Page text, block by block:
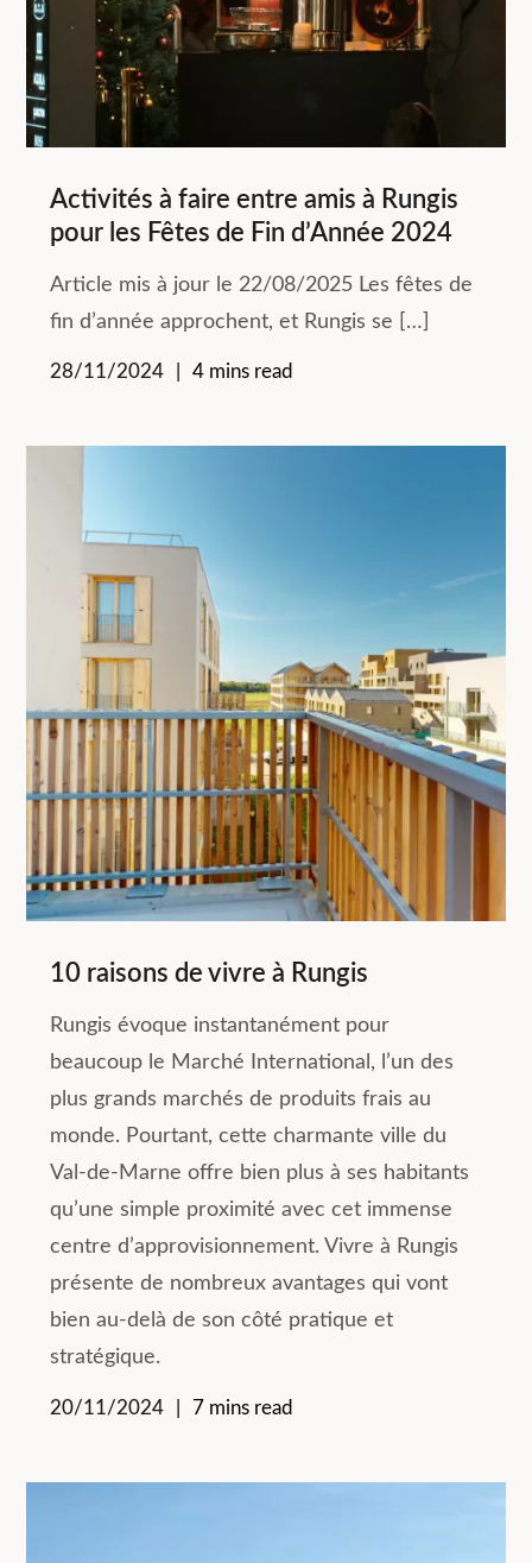
Activités à faire entre amis à Rungis
pour les Fêtes de Fin d’Année 2024
Article mis à jour le 22/08/2025 Les fêtes de
fin d’année approchent, et Rungis se […]
28/11/2024 4 mins read
10 raisons de vivre à Rungis
Rungis évoque instantanément pour
beaucoup le Marché International, l’un des
plus grands marchés de produits frais au
monde. Pourtant, cette charmante ville du
Val-de-Marne offre bien plus à ses habitants
qu’une simple proximité avec cet immense
centre d’approvisionnement. Vivre à Rungis
présente de nombreux avantages qui vont
bien au-delà de son côté pratique et
stratégique.
20/11/2024 7 mins read